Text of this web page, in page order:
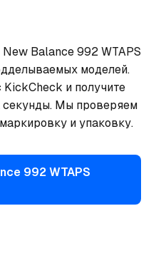
Balance 992 WTAPS
моделей.
и получите
секунды. Мы проверяем
и упаковку.
992 WTAPS